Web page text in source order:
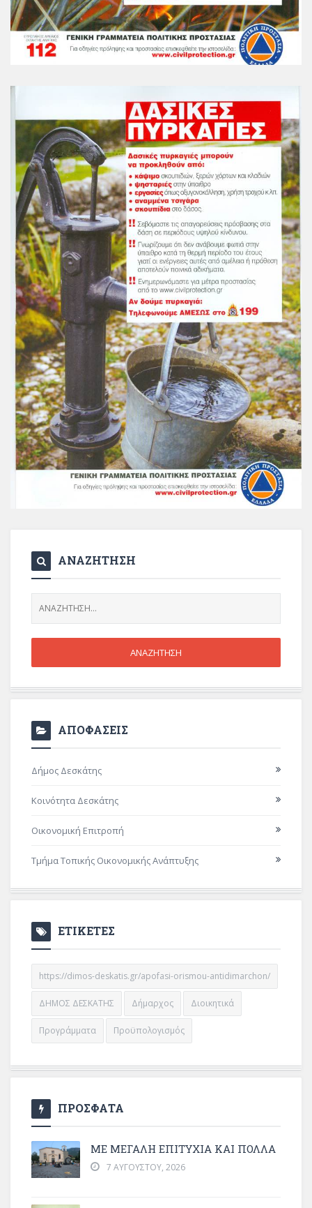
ΑΝΑΖΗΤΗΣΗ
ΑΠΟΦΑΣΕΙΣ
Δήμος Δεσκάτης
Κοινότητα Δεσκάτης
Οικονομική Επιτροπή
Τμήμα Τοπικής Οικονομικής Ανάπτυξης
ΕΤΙΚΕΤΕΣ
https://dimos-deskatis.gr/apofasi-orismou-antidimarchon/
ΔΗΜΟΣ ΔΕΣΚΑΤΗΣ Δήμαρχος Διοικητικά
Προγράμματα Προϋπολογισμός
ΠΡΟΣΦΑΤΑ
ΜΕ ΜΕΓΆΛΗ ΕΠΙΤΥΧΊΑ ΚΑΙ ΠΟΛΛΆ
7 ΑΥΓΟΎΣΤΟΥ, 2026